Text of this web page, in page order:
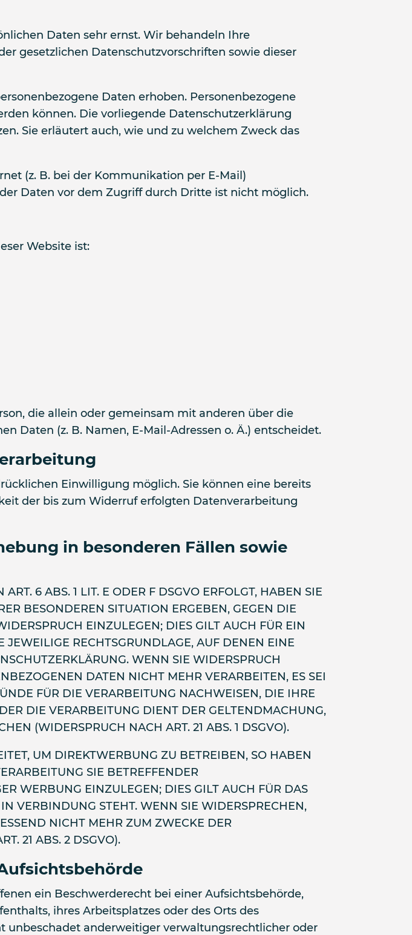
Daten sehr ernst. Wir behandeln Ihre
gesetzlichen Datenschutzvorschriften sowie dieser
Daten erhoben. Personenbezogene
können. Die vorliegende Datenschutzerklärung
Sie erläutert auch, wie und zu welchem Zweck das
(z. B. bei der Kommunikation per E-Mail)
Daten vor dem Zugriff durch Dritte ist nicht möglich.
Website ist:
die allein oder gemeinsam mit anderen über die
Daten (z. B. Namen, E-Mail-Adressen o. Ä.) entscheidet.
Einwilligung möglich. Sie können eine bereits
der bis zum Widerruf erfolgten Datenverarbeitung
in besonderen Fällen sowie
6 ABS. 1 LIT. E ODER F DSGVO ERFOLGT, HABEN SIE
BESONDEREN SITUATION ERGEBEN, GEGEN DIE
EINZULEGEN; DIES GILT AUCH FÜR EIN
RECHTSGRUNDLAGE, AUF DENEN EINE
WENN SIE WIDERSPRUCH
DATEN NICHT MEHR VERARBEITEN, ES SEI
FÜR DIE VERARBEITUNG NACHWEISEN, DIE IHRE
DIE VERARBEITUNG DIENT DER GELTENDMACHUNG,
(WIDERSPRUCH NACH ART. 21 ABS. 1 DSGVO).
UM DIREKTWERBUNG ZU BETREIBEN, SO HABEN
SIE BETREFFENDER
WERBUNG EINZULEGEN; DIES GILT AUCH FÜR DAS
VERBINDUNG STEHT. WENN SIE WIDERSPRECHEN,
NICHT MEHR ZUM ZWECKE DER
21 ABS. 2 DSGVO).
ein Beschwerderecht bei einer Aufsichtsbehörde,
ihres Arbeitsplatzes oder des Orts des
unbeschadet anderweitiger verwaltungsrechtlicher oder